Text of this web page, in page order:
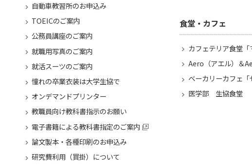
自動車教習所のお申込み
TOEICのご案内
公務員講座のご案内
就職用写真のご案内
就活スーツのご案内
憧れの卒業衣装は大学生協で
オンデマンドプリンター
教職員向け教科書指示のお願い
電子書籍による教科書指定のご案内
論文製本・各種印刷のお申込み
研究費利用（買掛）について
食堂・カフェ
カフェテリア食堂「
Aero（アエル）＆
ベーカリーカフェ「
医学部 生協食堂